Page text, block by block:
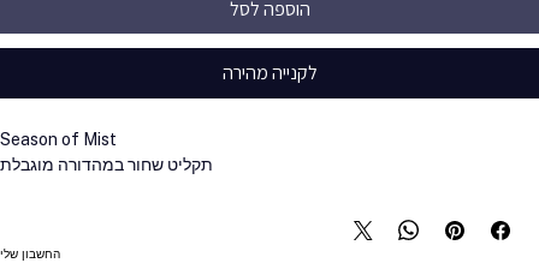
הוספה לסל
לקנייה מהירה
Season of Mist
תקליט שחור במהדורה מוגבלת
החשבון שלי